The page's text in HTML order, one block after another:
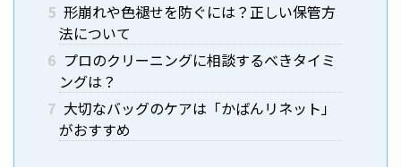
5 形崩れや色褪せを防ぐには？正しい保管方
法について
6 プロのクリーニングに相談するべきタイミ
ングは？
7 大切なバッグのケアは「かばんリネット」
がおすすめ